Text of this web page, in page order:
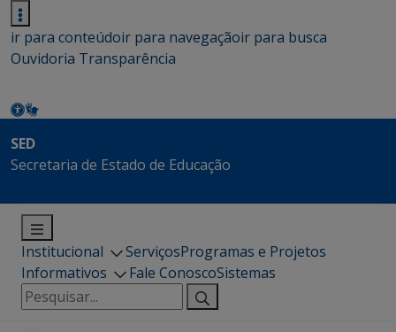
ir para conteúdoir para navegaçãoir para busca
Ouvidoria Transparência
SED
Secretaria de Estado de Educação
Institucional ServiçosProgramas e Projetos
Informativos
Fale ConoscoSistemas
Pesquisar
por: